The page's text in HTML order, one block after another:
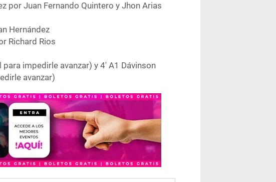
por Juan Fernando Quintero y Jhon Arias
Hernández
Richard Rios
para impedirle avanzar) y 4′ A1 Dávinson
avanzar)